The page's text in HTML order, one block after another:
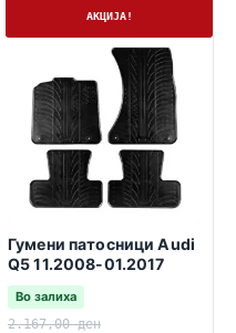
АКЦИЈА!
Гумени патосници Audi
Q5 11.2008-01.2017
Во залиха
2.167,00ден